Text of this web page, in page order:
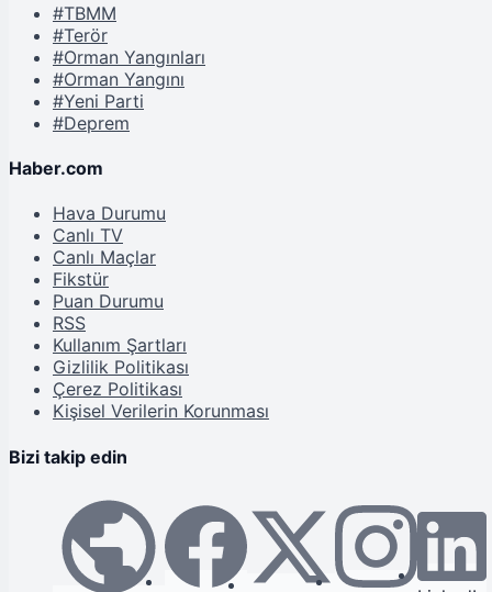
#TBMM
#Terör
#Orman Yangınları
#Orman Yangını
#Yeni Parti
#Deprem
Haber.com
Hava Durumu
Canlı TV
Canlı Maçlar
Fikstür
Puan Durumu
RSS
Kullanım Şartları
Gizlilik Politikası
Çerez Politikası
Kişisel Verilerin Korunması
Bizi takip edin